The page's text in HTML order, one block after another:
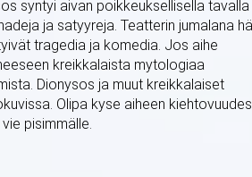
syntyi aivan poikkeuksellisella tavalla
ja satyyreja. Teatterin jumalana
tragedia ja komedia. Jos aihe
kreikkalaista mytologiaa
Dionysos ja muut kreikkalaiset
Olipa kyse aiheen
pisimmälle.